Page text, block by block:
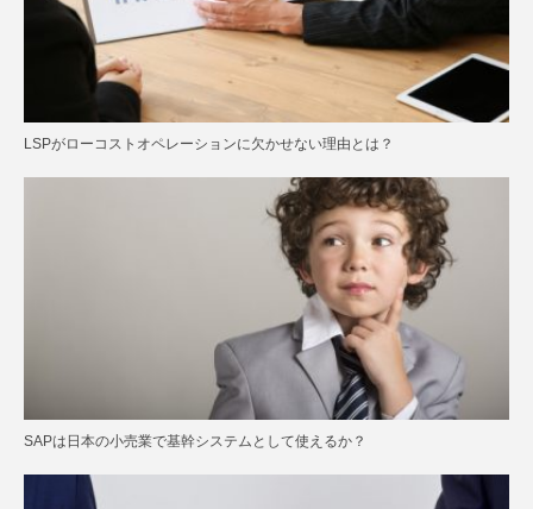
LSPがローコストオペレーションに欠かせない理由とは？
SAPは日本の小売業で基幹システムとして使えるか？